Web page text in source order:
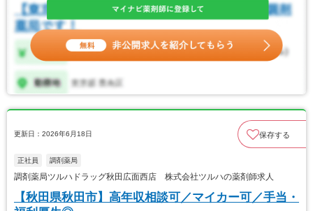
更新日：2026年6月18日 保存する
正社員 調剤薬局
調剤薬局ツルハドラッグ秋田広面西店 株式会社ツルハの薬剤師求人
【秋田県秋田市】高年収相談可／マイカー可／手当・